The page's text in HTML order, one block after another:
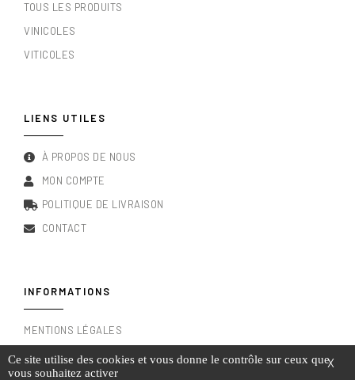
TOUS LES PRODUITS
VINICOLES
VITICOLES
LIENS UTILES
À PROPOS DE NOUS
MON COMPTE
POLITIQUE DE LIVRAISON
CONTACT
INFORMATIONS
MENTIONS LÉGALES
CONDITIONS GÉNÉRALES DE VENTE
X
Ce site utilise des cookies et vous donne le contrôle sur ceux que
vous souhaitez activer